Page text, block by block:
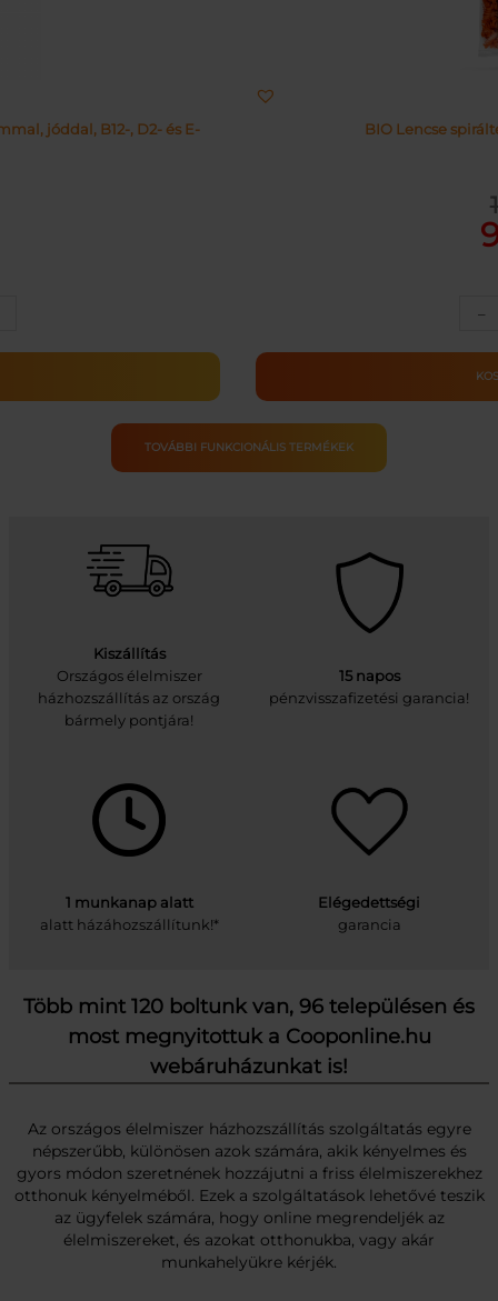
jóddal, B12-, D2- és E- BIO Lencse
–
TOVÁBBI FUNKCIONÁLIS TERMÉKEK
Kiszállítás
Országos élelmiszer
házhozszállítás az ország
bármely pontjára!
15 napos
pénzvisszafizetési garancia!
1 munkanap alatt
alatt házáhozszállítunk!*
Elégedettségi
garancia
Több mint 120 boltunk van, 96 településen és
most megnyitottuk a Cooponline.hu
webáruházunkat is!
Az országos élelmiszer házhozszállítás szolgáltatás egyre
népszerűbb, különösen azok számára, akik kényelmes és
gyors módon szeretnének hozzájutni a friss élelmiszerekhez
otthonuk kényelméből. Ezek a szolgáltatások lehetővé teszik
az ügyfelek számára, hogy online megrendeljék az
élelmiszereket, és azokat otthonukba, vagy akár
munkahelyükre kérjék.